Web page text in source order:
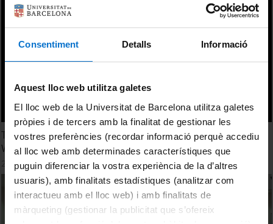
Consentiment Detalls Informació
Aquest lloc web utilitza galetes
El lloc web de la Universitat de Barcelona utilitza galetes
pròpies i de tercers amb la finalitat de gestionar les
vostres preferències (recordar informació perquè accediu
al lloc web amb determinades característiques que
puguin diferenciar la vostra experiència de la d’altres
usuaris), amb finalitats estadístiques (analitzar com
interactueu amb el lloc web) i amb finalitats de
màrqueting (gestionar la publicitat que s’ofereix
The mineral composition of "Chocolate flint." Dagmara
Werra
20 Octubre, 2015